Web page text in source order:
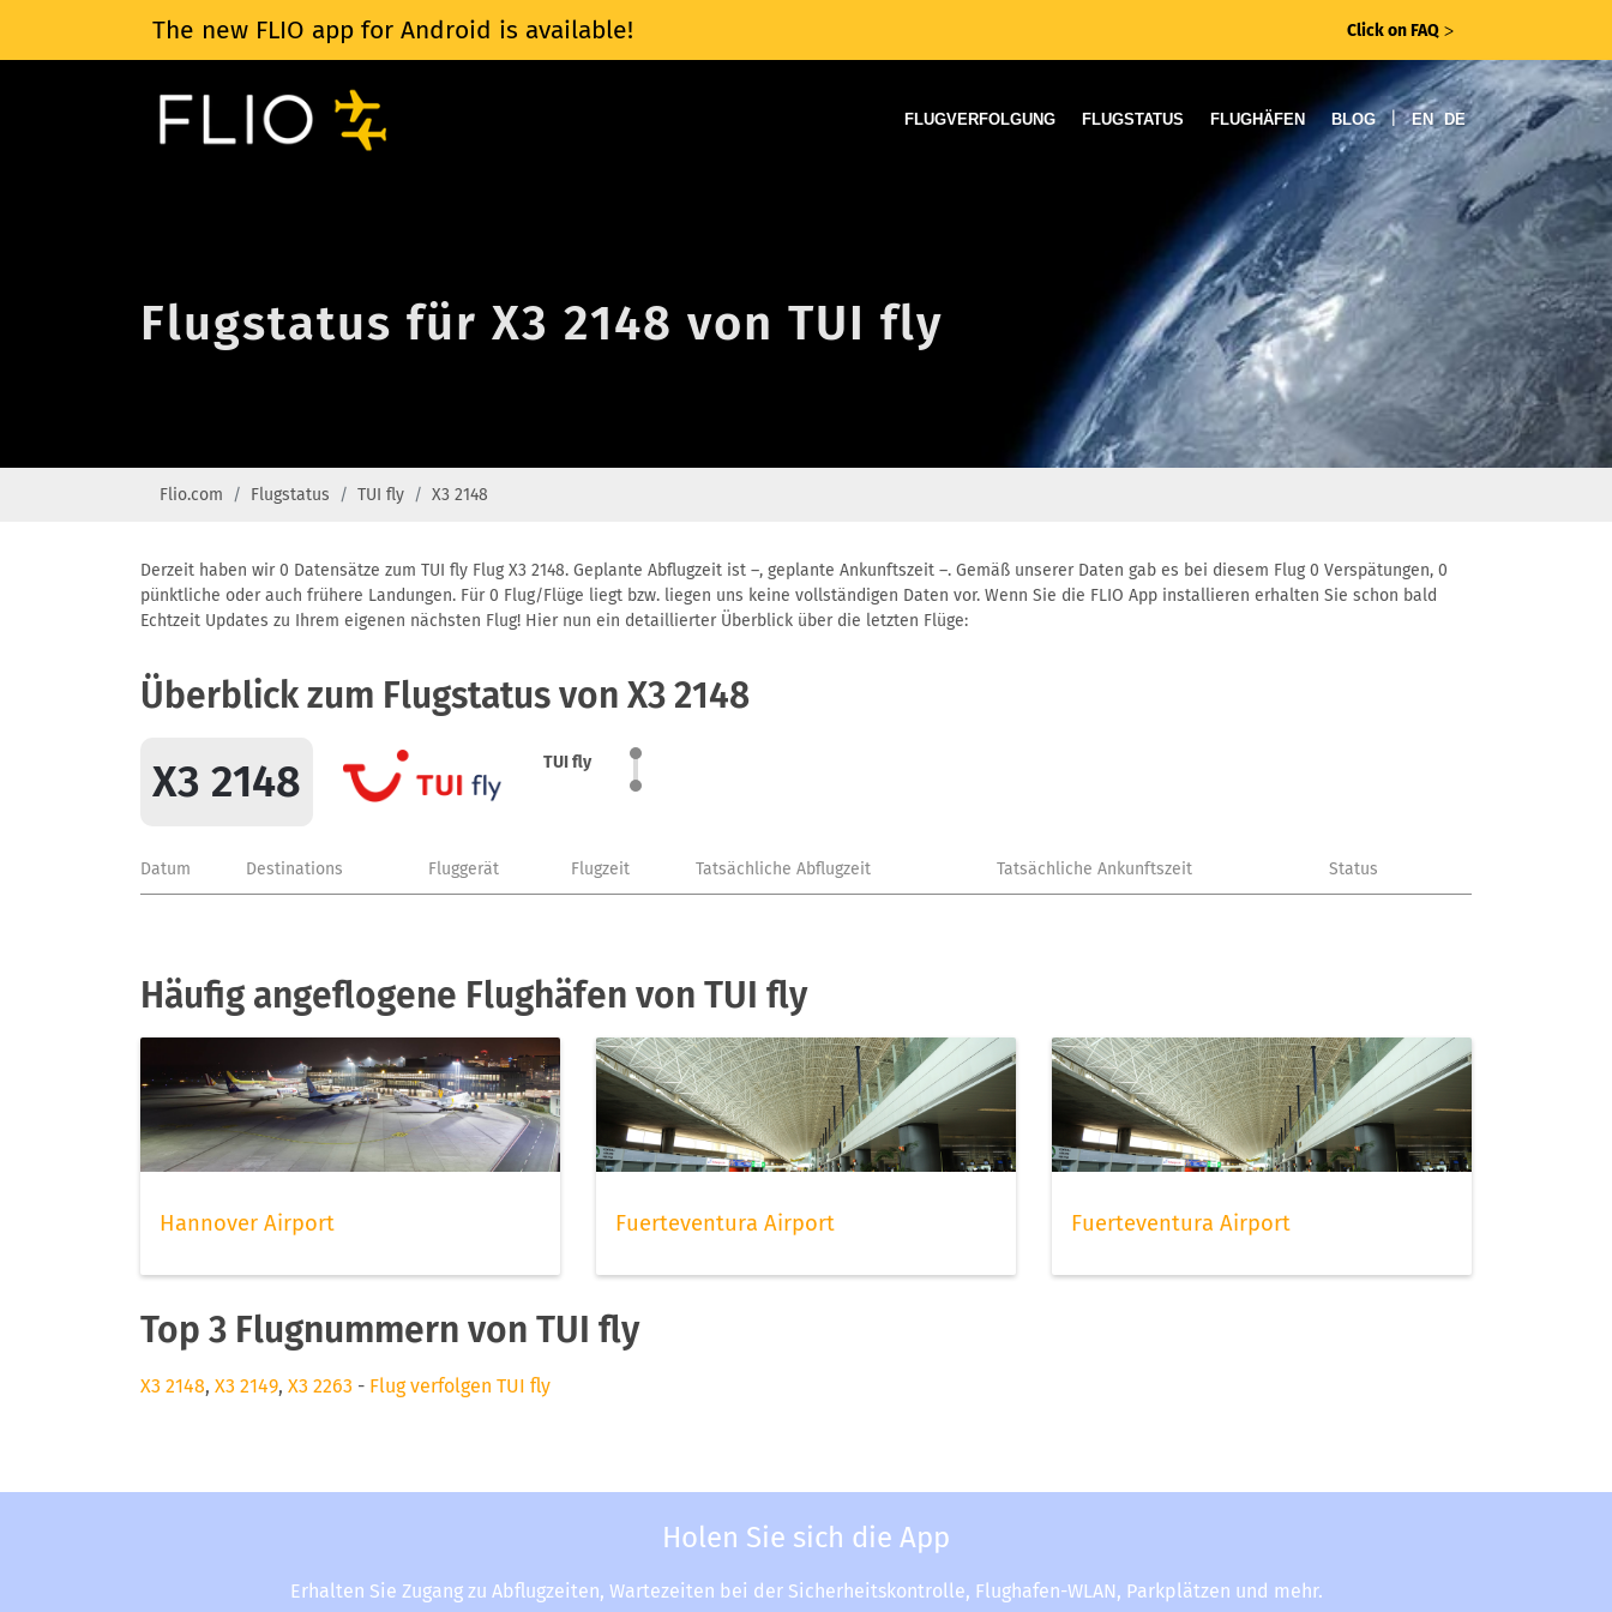
The new FLIO app for Android is available! Click on FAQ ᐳ
FLUGVERFOLGUNG FLUGSTATUS FLUGHÄFEN BLOG | EN DE
Flugstatus für X3 2148 von TUI fly
Flio.com Flugstatus TUI fly X3 2148
Derzeit haben wir 0 Datensätze zum TUI fly Flug X3 2148. Geplante Abflugzeit ist –, geplante Ankunftszeit –. Gemäß unserer Daten gab es bei diesem Flug 0 Verspätungen, 0
pünktliche oder auch frühere Landungen. Für 0 Flug/Flüge liegt bzw. liegen uns keine vollständigen Daten vor. Wenn Sie die FLIO App installieren erhalten Sie schon bald
Echtzeit Updates zu Ihrem eigenen nächsten Flug! Hier nun ein detaillierter Überblick über die letzten Flüge:
Überblick zum Flugstatus von X3 2148
X3 2148 TUI fly
Datum Destinations Fluggerät Flugzeit Tatsächliche Abflugzeit Tatsächliche Ankunftszeit Status
Häufig angeflogene Flughäfen von TUI fly
Hannover Airport Fuerteventura Airport Fuerteventura Airport
Top 3 Flugnummern von TUI fly
X3 2148, X3 2149, X3 2263 - Flug verfolgen TUI fly
Holen Sie sich die App
Erhalten Sie Zugang zu Abflugzeiten, Wartezeiten bei der Sicherheitskontrolle, Flughafen-WLAN, Parkplätzen und mehr.